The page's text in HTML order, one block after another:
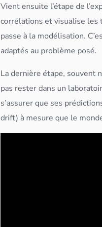
Vient ensuite l’étape de
corrélations et visualise les
passe à la modélisation.
adaptés au problème posé.
La dernière étape, souvent
pas rester dans un
s’assurer que ses
drift) à mesure que le